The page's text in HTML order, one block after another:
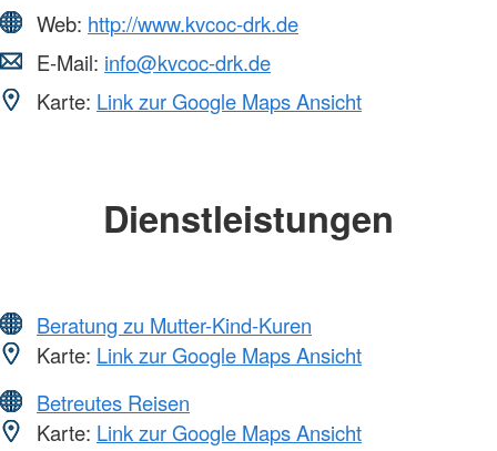
Web: http://www.kvcoc-drk.de
E-Mail: info@kvcoc-drk.de
Karte: Link zur Google Maps Ansicht
Dienstleistungen
Beratung zu Mutter-Kind-Kuren
Karte: Link zur Google Maps Ansicht
Betreutes Reisen
Karte: Link zur Google Maps Ansicht